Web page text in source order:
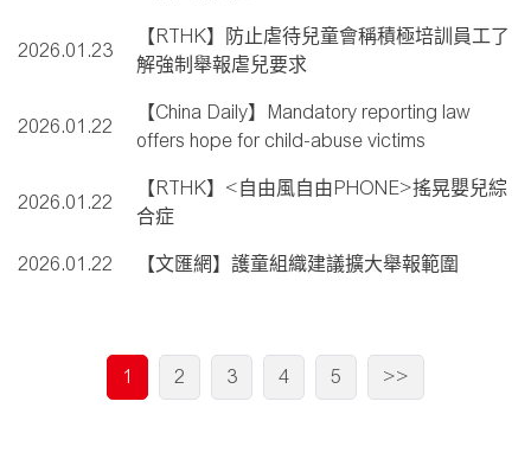
2026.01.23
【RTHK】防止虐待兒童會稱積極培訓員工了
解強制舉報虐兒要求
2026.01.22
【China Daily】Mandatory reporting law
offers hope for child-abuse victims
2026.01.22
【RTHK】<自由風自由PHONE>搖晃嬰兒綜
合症
2026.01.22 【文匯網】護童組織建議擴大舉報範圍
1 2 3 4 5 >>